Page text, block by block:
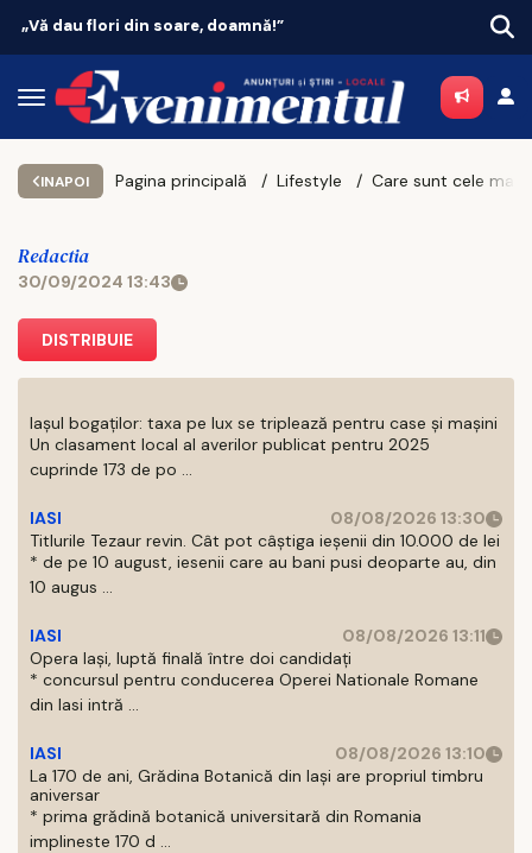
Vacanțe 2026: Portugalia conduce topul
INAPOI Pagina principală Lifestyle
Redactia
30/09/2024 13:43
DISTRIBUIE
Iașul bogaților: taxa pe lux se triplează pentru case și mașini
Un clasament local al averilor publicat pentru 2025
cuprinde 173 de po ...
IASI
08/08/2026 13:30
Titlurile Tezaur revin. Cât pot câștiga ieșenii din 10.000 de lei
* de pe 10 august, iesenii care au bani pusi deoparte au, din
10 augus ...
IASI
08/08/2026 13:11
Opera Iași, luptă finală între doi candidați
* concursul pentru conducerea Operei Nationale Romane
din Iasi intră ...
IASI
08/08/2026 13:10
La 170 de ani, Grădina Botanică din Iași are propriul timbru
aniversar
* prima grădină botanică universitară din Romania
implineste 170 d ...